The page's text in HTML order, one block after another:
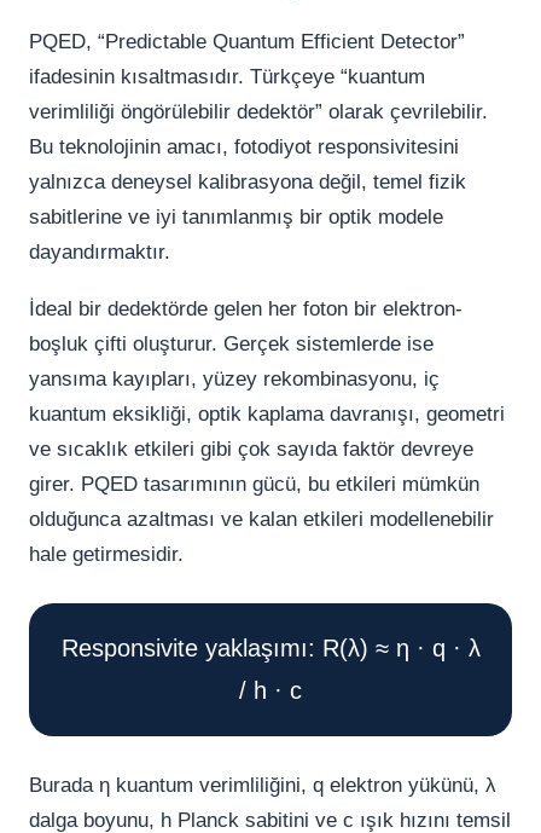
PQED, “Predictable Quantum Efficient Detector”
ifadesinin kısaltmasıdır. Türkçeye “kuantum
verimliliği öngörülebilir dedektör” olarak çevrilebilir.
Bu teknolojinin amacı, fotodiyot responsivitesini
yalnızca deneysel kalibrasyona değil, temel fizik
sabitlerine ve iyi tanımlanmış bir optik modele
dayandırmaktır.
İdeal bir dedektörde gelen her foton bir elektron-
boşluk çifti oluşturur. Gerçek sistemlerde ise
yansıma kayıpları, yüzey rekombinasyonu, iç
kuantum eksikliği, optik kaplama davranışı, geometri
ve sıcaklık etkileri gibi çok sayıda faktör devreye
girer. PQED tasarımının gücü, bu etkileri mümkün
olduğunca azaltması ve kalan etkileri modellenebilir
hale getirmesidir.
Responsivite yaklaşımı: R(λ) ≈ η · q · λ
/ h · c
Burada η kuantum verimliliğini, q elektron yükünü, λ
dalga boyunu, h Planck sabitini ve c ışık hızını temsil